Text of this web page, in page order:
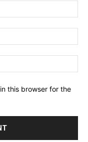
this browser for the